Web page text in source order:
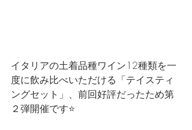
イタリアの土着品種ワイン12種類を一
度に飲み比べいただける「テイスティ
ングセット」、前回好評だったため第
２弾開催です⭐️